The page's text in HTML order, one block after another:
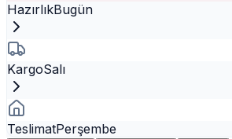
HazırlıkBugün
KargoSalı
TeslimatPerşembe